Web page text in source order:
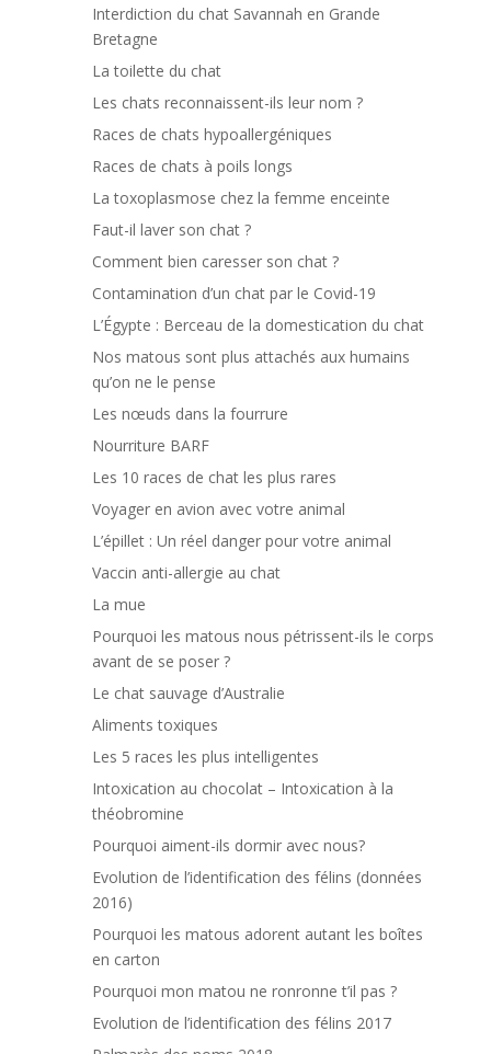
Interdiction du chat Savannah en Grande
Bretagne
La toilette du chat
Les chats reconnaissent-ils leur nom ?
Races de chats hypoallergéniques
Races de chats à poils longs
La toxoplasmose chez la femme enceinte
Faut-il laver son chat ?
Comment bien caresser son chat ?
Contamination d’un chat par le Covid-19
L’Égypte : Berceau de la domestication du chat
Nos matous sont plus attachés aux humains
qu’on ne le pense
Les nœuds dans la fourrure
Nourriture BARF
Les 10 races de chat les plus rares
Voyager en avion avec votre animal
L’épillet : Un réel danger pour votre animal
Vaccin anti-allergie au chat
La mue
Pourquoi les matous nous pétrissent-ils le corps
avant de se poser ?
Le chat sauvage d’Australie
Aliments toxiques
Les 5 races les plus intelligentes
Intoxication au chocolat – Intoxication à la
théobromine
Pourquoi aiment-ils dormir avec nous?
Evolution de l’identification des félins (données
2016)
Pourquoi les matous adorent autant les boîtes
en carton
Pourquoi mon matou ne ronronne t’il pas ?
Evolution de l’identification des félins 2017